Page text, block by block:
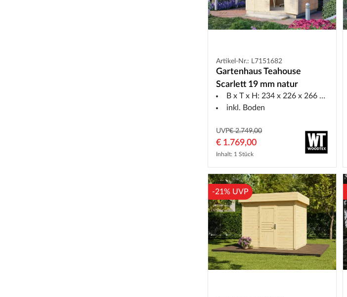
Artikel-Nr.: L7151682
Gartenhaus Teahouse
Scarlett 19 mm natur
B x T x H: 234 x 226 x 266 cm
inkl. Boden
UVP€ 2.749,00
€ 1.769,00
Inhalt: 1 Stück
-21% UVP